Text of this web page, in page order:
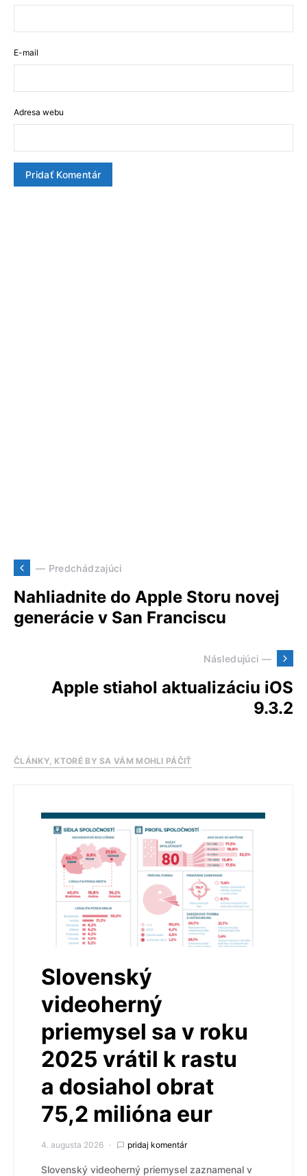
E-mail
Adresa webu
— Predchádzajúci
Nahliadnite do Apple Storu novej
generácie v San Franciscu
Následujúci —
Apple stiahol aktualizáciu iOS
9.3.2
ČLÁNKY, KTORÉ BY SA VÁM MOHLI PÁČIŤ
Slovenský
videoherný
priemysel sa v roku
2025 vrátil k rastu
a dosiahol obrat
75,2 milióna eur
4. augusta 2026 pridaj komentár
Slovenský videoherný priemysel zaznamenal v